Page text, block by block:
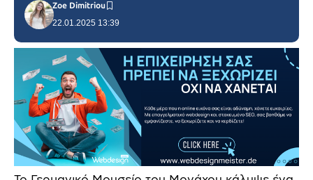
22.01.2025 13:39
Zoe Dimitriou